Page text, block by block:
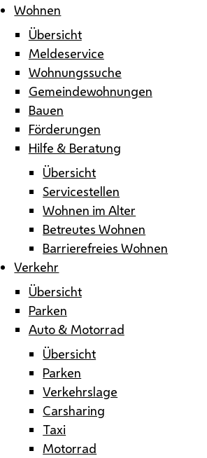
Wohnen
Übersicht
Meldeservice
Wohnungssuche
Gemeindewohnungen
Bauen
Förderungen
Hilfe & Beratung
Übersicht
Servicestellen
Wohnen im Alter
Betreutes Wohnen
Barrierefreies Wohnen
Verkehr
Übersicht
Parken
Auto & Motorrad
Übersicht
Parken
Verkehrslage
Carsharing
Taxi
Motorrad